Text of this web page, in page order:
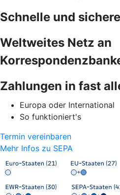
Schnelle und
Weltweites Netz an
Zahlungen in fast
Europa oder International
So funktioniert's
Termin vereinbaren
Mehr Infos zu SEPA